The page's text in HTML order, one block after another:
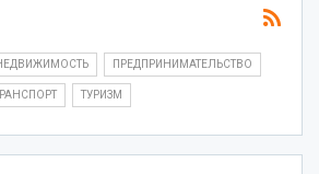
ПРЕДПРИНИМАТЕЛЬСТВО
ТУРИЗМ